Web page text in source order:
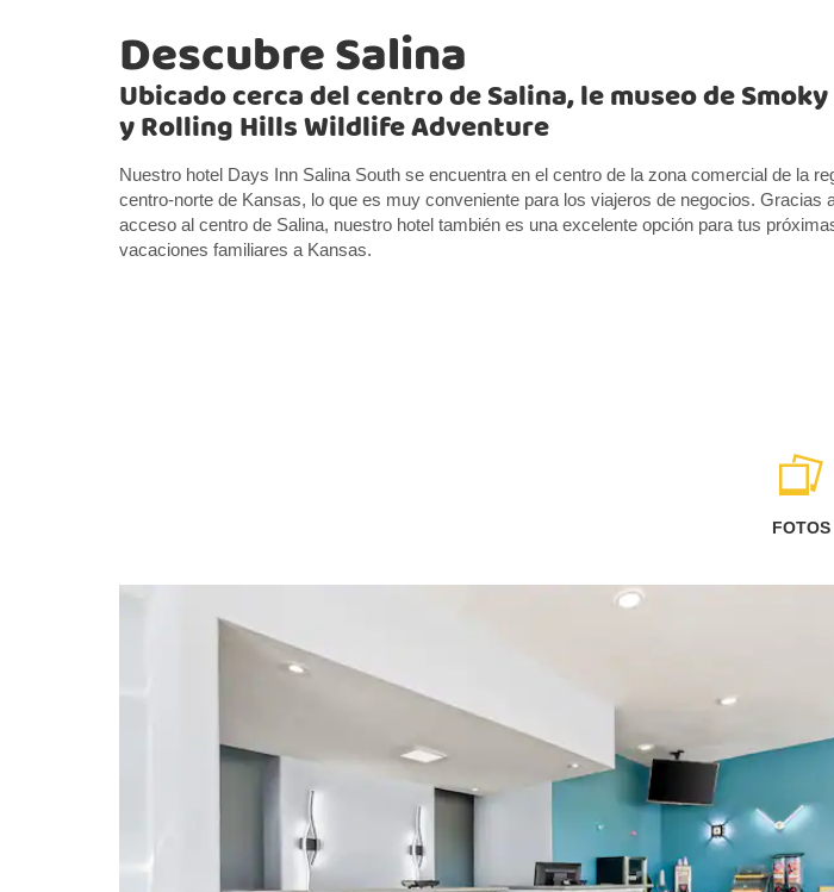
Descubre Salina
Ubicado cerca del centro de Salina, le museo de
y Rolling Hills Wildlife Adventure
Nuestro hotel Days Inn Salina South se encuentra en el centro de la zona comercial de la
centro-norte de Kansas, lo que es muy conveniente para los viajeros de negocios. Gracias
acceso al centro de Salina, nuestro hotel también es una excelente opción para tus
vacaciones familiares a Kansas.
FOTOS